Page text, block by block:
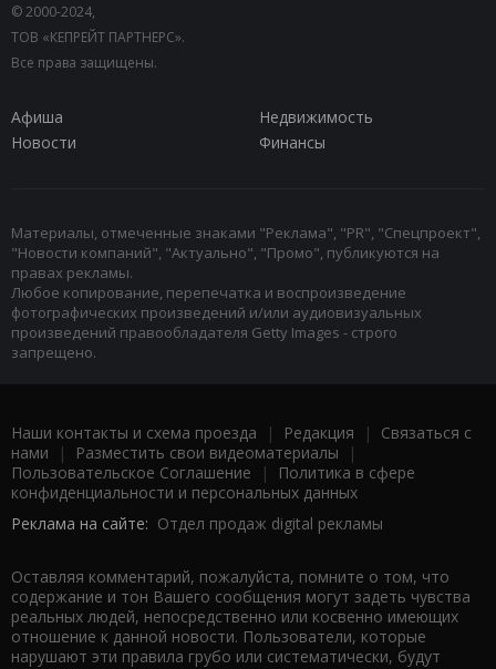
© 2000-2024,
ТОВ «КЕПРЕЙТ ПАРТНЕРС».
Все права защищены.
Афиша
Недвижимость
Новости
Финансы
Материалы, отмеченные знаками "Реклама", "PR", "Спецпроект",
"Новости компаний", "Актуально", "Промо", публикуются на
правах рекламы.
Любое копирование, перепечатка и воспроизведение
фотографических произведений и/или аудиовизуальных
произведений правообладателя Getty Images - строго
запрещено.
Наши контакты и схема проезда | Редакция | Связаться с
нами | Разместить свои видеоматериалы |
Пользовательское Соглашение |
Политика в сфере
конфиденциальности и персональных данных
Реклама на сайте: Отдел продаж digital рекламы
Оставляя комментарий, пожалуйста, помните о том, что
содержание и тон Вашего сообщения могут задеть чувства
реальных людей, непосредственно или косвенно имеющих
отношение к данной новости. Пользователи, которые
нарушают эти правила грубо или систематически, будут